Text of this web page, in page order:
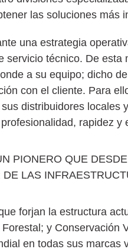
las soluciones más
una estrategia
técnico. De esta
a su equipo; dicho
con el cliente. Para
distribuidores locales
rapidez y
PIONERO QUE
LAS
forjan la estructura
y Conservación
en todas sus marcas